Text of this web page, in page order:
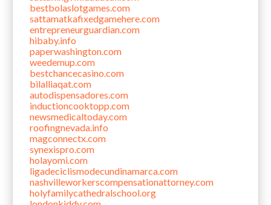
bestbolaslotgames.com
sattamatkafixedgamehere.com
entrepreneurguardian.com
hibaby.info
paperwashington.com
weedemup.com
bestchancecasino.com
bilalliaqat.com
autodispensadores.com
inductioncooktopp.com
newsmedicaltoday.com
roofingnevada.info
magconnectx.com
synexispro.com
holayomi.com
ligadeciclismodecundinamarca.com
nashvilleworkerscompensationattorney.com
holyfamilycathedralschool.org